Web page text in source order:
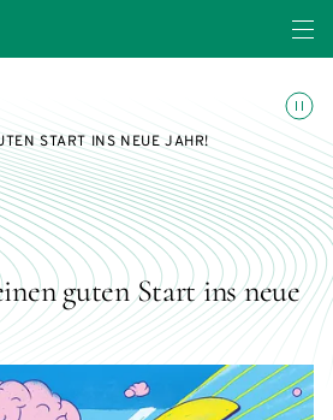
Menü
START INS NEUE JAHR!
guten Start ins neue